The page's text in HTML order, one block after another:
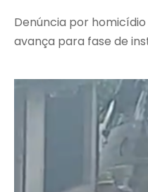
Denúncia por
avança para fase de